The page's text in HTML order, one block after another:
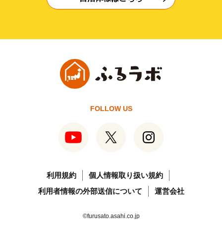
FOLLOW US
利用規約
個人情報取り扱い規約
利用者情報の外部送信について
運営会社
©furusato.asahi.co.jp